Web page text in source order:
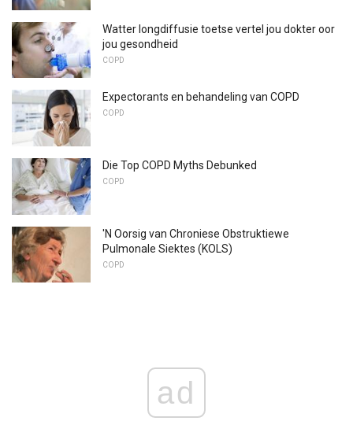
Watter longdiffusie toetse vertel jou dokter oor
jou gesondheid
COPD
Expectorants en behandeling van COPD
COPD
Die Top COPD Myths Debunked
COPD
'N Oorsig van Chroniese Obstruktiewe
Pulmonale Siektes (KOLS)
COPD
ad